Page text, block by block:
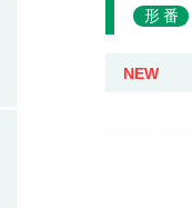
形番
NEW